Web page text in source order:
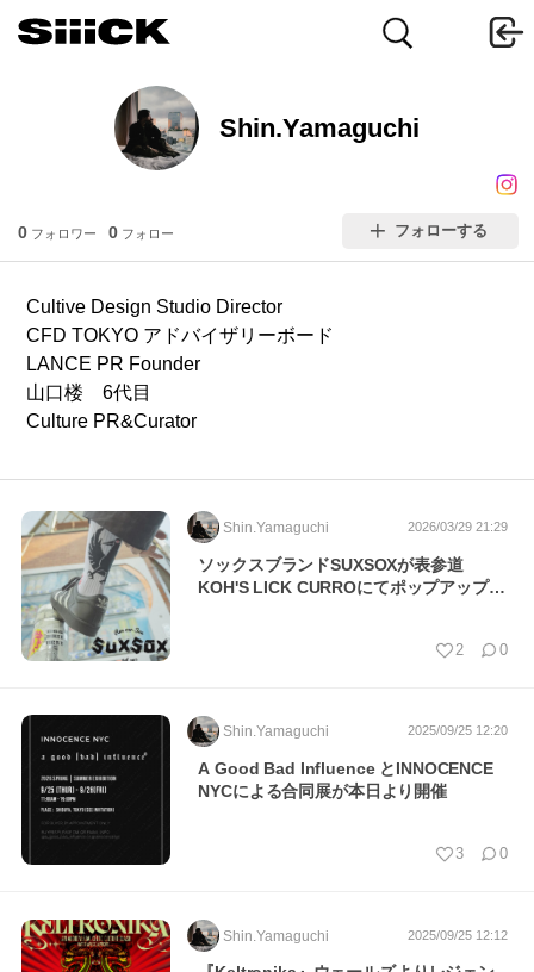
Shin.Yamaguchi
フォローする
0 フォロワー 0 フォロー
Cultive Design Studio Director
CFD TOKYO アドバイザリーボード
LANCE PR Founder
山口楼 6代目
Culture PR&Curator
2026/03/29 21:29
Shin.Yamaguchi
ソックスブランドSUXSOXが表参道
KOH'S LICK CURROにてポップアップイ
2 0
2025/09/25 12:20
Shin.Yamaguchi
A Good Bad Influence とINNOCENCE
NYCによる合同展が本日より開催
3 0
2025/09/25 12:12
Shin.Yamaguchi